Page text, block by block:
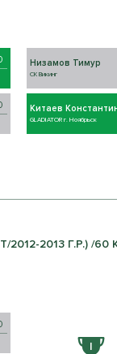
Низамов Тимур
СК Викинг
Китаев
GLADIATOR г. Ноябрьск
2012-2013 Г.Р.) /60